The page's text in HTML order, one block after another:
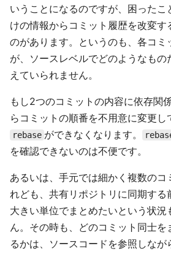
いうことになるのですが、困った
けの情報からコミット履歴を改変す
のがあります。というのも、各コミ
が、ソースレベルでどのようなもの
えていられません。
もし2つのコミットの内容に依存関
らコミットの順番を不用意に変更し
rebase ができなくなります。
を確認できないのは不便です。
あるいは、手元では細かく複数のコ
れども、共有リポジトリに同期する
大きい単位でまとめたいという状況
ん。その時も、どのコミット同士を
るかは、ソースコードを参照しなが